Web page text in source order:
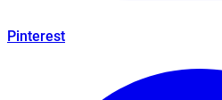
Pinterest